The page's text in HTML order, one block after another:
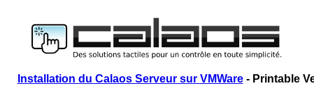
Installation du Calaos Serveur sur VMWare- Printable